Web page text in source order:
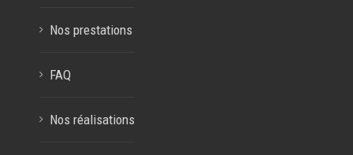
Nos prestations
FAQ
Nos réalisations